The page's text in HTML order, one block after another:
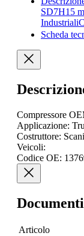
SD7H15
Scheda
Compressore
Applicazione:
Costruttore:
Veicoli:
Codice OE:
Articolo